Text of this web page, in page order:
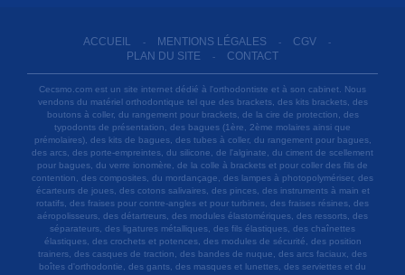
ACCUEIL - MENTIONS LÉGALES - CGV -
PLAN DU SITE - CONTACT
Cecsmo.com est un site internet dédié à l'orthodontiste et à son cabinet. Nous
vendons du matériel orthodontique tel que des brackets, des kits brackets, des
boutons à coller, du rangement pour brackets, de la cire de protection, des
typodonts de présentation, des bagues (1ère, 2ème molaires ainsi que
prémolaires), des kits de bagues, des tubes à coller, du rangement pour bagues,
des arcs, des porte-empreintes, du silicone, de l'alginate, du ciment de scellement
pour bagues, du verre ionomère, de la colle à brackets et pour coller des fils de
contention, des composites, du mordançage, des lampes à photopolymériser, des
écarteurs de joues, des cotons salivaires, des pinces, des instruments à main et
rotatifs, des fraises pour contre-angles et pour turbines, des fraises résines, des
aéropolisseurs, des détartreurs, des modules élastomériques, des ressorts, des
séparateurs, des ligatures métalliques, des fils élastiques, des chaînettes
élastiques, des crochets et potences, des modules de sécurité, des position
trainers, des casques de traction, des bandes de nuque, des arcs faciaux, des
boîtes d'orthodontie, des gants, des masques et lunettes, des serviettes et du